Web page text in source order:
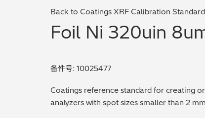
Back to Coatings XRF Calibration
Foil Ni 320uin
备件号: 10025477
Coatings reference standard for creating
analyzers with spot sizes smaller than 2 mm